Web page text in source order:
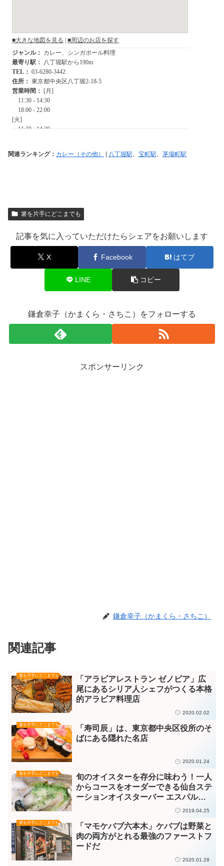
関連ランキング： カレー（その他） 八丁堀駅、 宝町駅、 茅場町駅
箸を片手にどこまでも
記事を気に入っていただけたらシェアをお願いします
X Facebook はてブ
LINE コピー
鎌倉幸子（かまくら・さちこ）をフォローする
スポンサーリンク
鎌倉幸子（かまくら・さちこ）
関連記事
箸を片手にどこまでも
「アラビアレストラン ゼノビア」広
尾にあるシリア人シェフがつくる本格
的アラビア料理店
2020.02.02
箸を片手にどこまでも
「寿司辰」は、東京都中央区役所のそ
ばにある隠れた名店
2020.01.24
箸を片手にどこまでも
旬のオイスターを存分に味わう！一人
からコースをオーダーできる仙台ステ
ーションオイスターバー エスパル仙
台店がおすすめです［女子ひとり出張
2019.04.25
箸を片手にどこまでも
「マモケバブ六本木」ケバブは野菜と
肉の両方がとれる最強のファーストフ
ードだ
2020.01.28